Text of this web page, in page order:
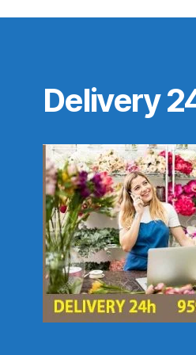
Delivery